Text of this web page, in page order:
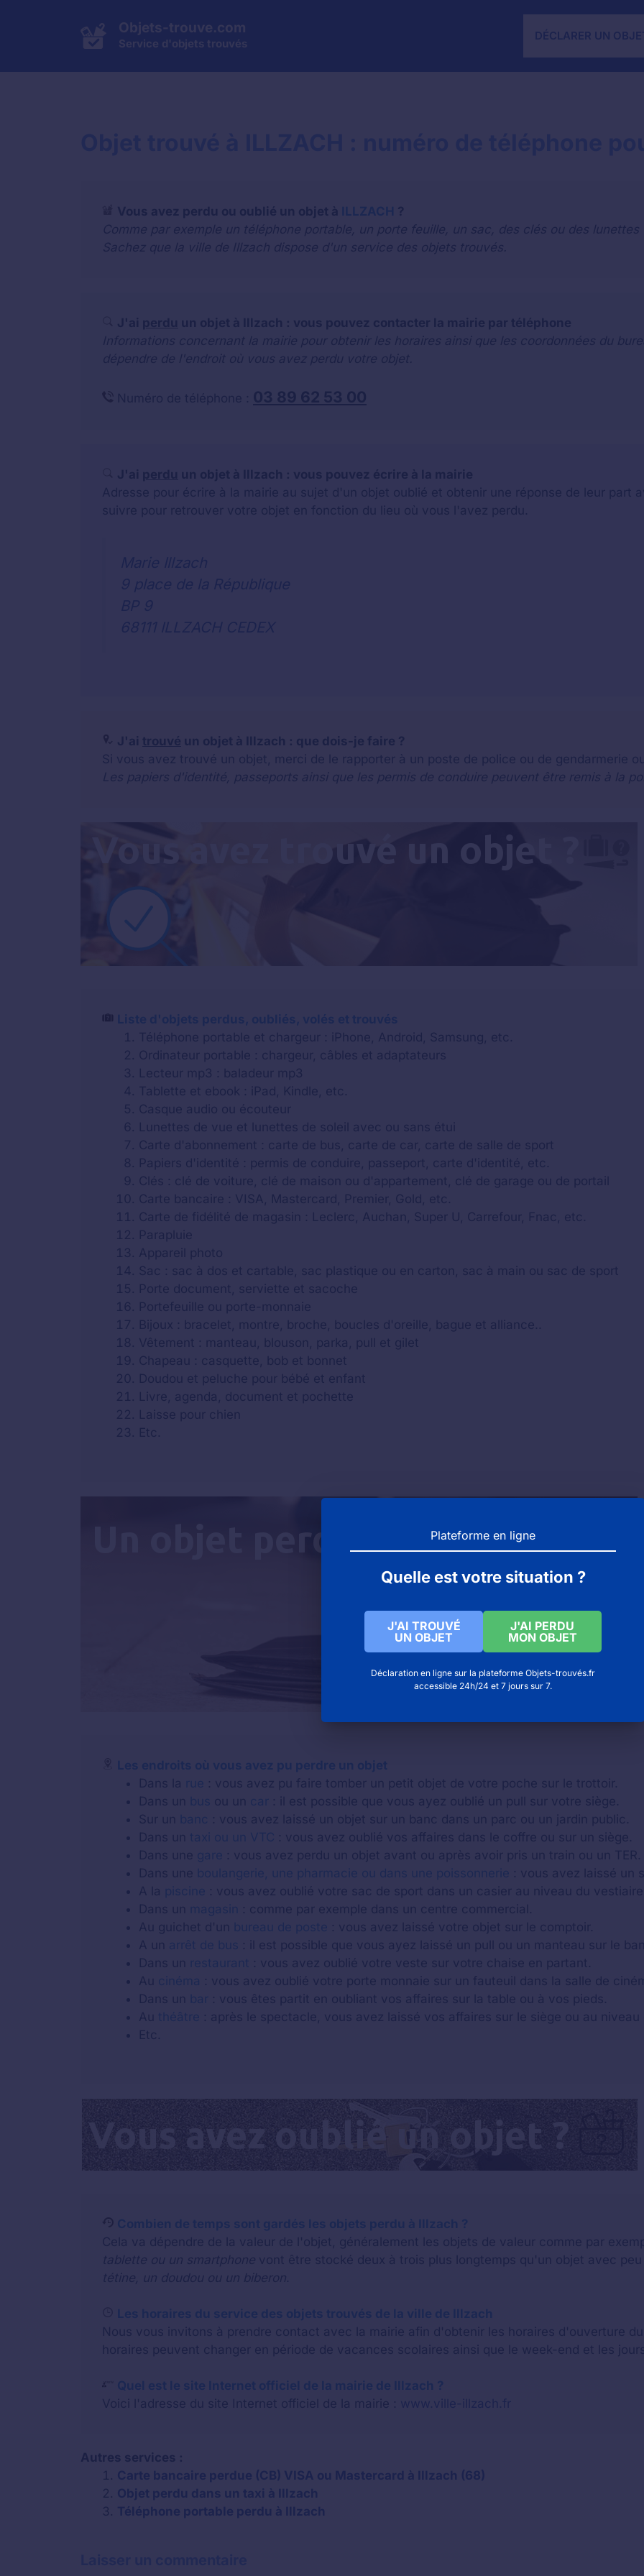
Objets-trouve.com
Service d'objets trouvés
DÉCLARER UN
Vous avez perdu ou oublié un objet à ILLZACH ?
Comme par exemple un téléphone portable, un porte feuille, un sac, des clés ou des lunettes
Sachez que la ville de Illzach dispose d'un service des objets trouvés.
J'ai trouvé un objet à Illzach : que dois-je faire ?
Si vous avez trouvé un objet, merci de le rapporter à un poste de police ou de gendarmerie
Les papiers d'identité, passeports ainsi que les permis de conduire peuvent être remis à la
Liste d'objets perdus, oubliés, volés et trouvés
Téléphone portable et chargeur : iPhone, Android, Samsung, etc.
Ordinateur portable : chargeur, câbles et adaptateurs
Lecteur mp3 : baladeur mp3
Tablette et ebook : iPad, Kindle, etc.
Casque audio ou écouteur
Lunettes de vue et lunettes de soleil avec ou sans étui
Carte d'abonnement : carte de bus, carte de car, carte de salle de sport
Papiers d'identité : permis de conduire, passeport, carte d'identité, etc.
Clés : clé de voiture, clé de maison ou d'appartement, clé de garage ou de portail
Carte bancaire : VISA, Mastercard, Premier, Gold, etc.
Carte de fidélité de magasin : Leclerc, Auchan, Super U, Carrefour, Fnac, etc.
Parapluie
Appareil photo
Sac : sac à dos et cartable, sac plastique ou en carton, sac à main ou sac de sport
Porte document, serviette et sacoche
Portefeuille ou porte-monnaie
Bijoux : bracelet, montre, broche, boucles d'oreille, bague et alliance..
Vêtement : manteau, blouson, parka, pull et gilet
Chapeau : casquette, bob et bonnet
Doudou et peluche pour bébé et enfant
Livre, agenda, document et pochette
Laisse pour chien
Etc.
Les endroits où vous avez pu perdre un objet
Dans la rue : vous avez pu faire tomber un petit objet de votre poche sur le trottoir.
Dans un bus ou un car : il est possible que vous ayez oublié un pull sur votre siège.
Sur un banc : vous avez laissé un objet sur un banc dans un parc ou un jardin public.
Dans un taxi ou un VTC : vous avez oublié vos affaires dans le coffre ou sur un siège.
Dans une gare : vous avez perdu un objet avant ou après avoir pris un train ou un TER.
Dans une boulangerie, une pharmacie ou dans une poissonnerie : vous avez laissé un
A la piscine : vous avez oublié votre sac de sport dans un casier au niveau du
Dans un magasin : comme par exemple dans un centre commercial.
Au guichet d'un bureau de poste : vous avez laissé votre objet sur le comptoir.
A un arrêt de bus : il est possible que vous ayez laissé un pull ou un manteau sur le
Dans un restaurant : vous avez oublié votre veste sur votre chaise en partant.
Au cinéma : vous avez oublié votre porte monnaie sur un fauteuil dans la salle de
Dans un bar : vous êtes partit en oubliant vos affaires sur la table ou à vos pieds.
Au théâtre : après le spectacle, vous avez laissé vos affaires sur le siège ou au niveau
Etc.
Combien de temps sont gardés les objets perdu à Illzach ?
Cela va dépendre de la valeur de l'objet, généralement les objets de valeur comme par
tablette ou un smartphone vont être stocké deux à trois plus longtemps qu'un objet avec
tétine, un doudou ou un biberon.
Les horaires du service des objets trouvés de la ville de Illzach
Nous vous invitons à prendre contact avec la mairie afin d'obtenir les horaires d'ouverture
horaires peuvent changer en période de vacances scolaires ainsi que le week-end et les
Quel est le site Internet officiel de la mairie de Illzach ?
Voici l'adresse du site Internet officiel de la mairie : www.ville-illzach.fr
Autres services :
Carte bancaire perdue (CB) VISA ou Mastercard à Illzach (68)
Objet perdu dans un taxi à Illzach
Téléphone portable perdu à Illzach
Plateforme en ligne
Quelle est votre situation ?
J'AI TROUVÉ
UN OBJET
J'AI PERDU
MON OBJET
Déclaration en ligne sur la plateforme Objets-trouvés.fr
accessible 24h/24 et 7 jours sur 7.